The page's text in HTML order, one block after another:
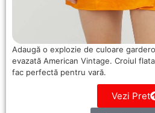
Adaugă o explozie de culoare
evazată American Vintage. Croiul
fac perfectă pentru vară.
Vezi Pret